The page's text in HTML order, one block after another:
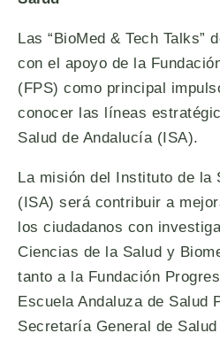
Las “BioMed & Tech Talks”
con el apoyo de la
(FPS) como principal
conocer las líneas
Salud de Andalucía (ISA).
La misión del Instituto de la
(ISA) será contribuir a
los ciudadanos con
Ciencias de la Salud y
tanto a la Fundación
Escuela Andaluza de Salud
Secretaría General de